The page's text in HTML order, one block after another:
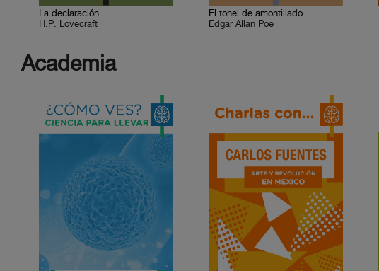
La declaración
H.P. Lovecraft
El tonel de amontillado
Edgar Allan Poe
Academia